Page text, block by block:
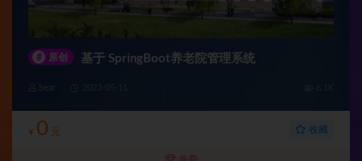
# 原创 基于 SpringBoot养老院管理系统
¥ 0 元 收藏